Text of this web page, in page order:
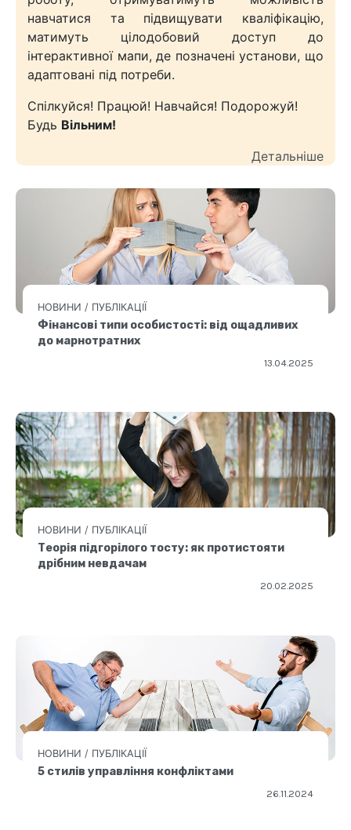
навчатися та підвищувати кваліфікацію,
матимуть цілодобовий доступ до
інтерактивної мапи, де позначені установи, що
адаптовані під потреби.
Спілкуйся! Працюй! Навчайся! Подорожуй!
Будь Вільним!
Детальніше
НОВИНИ / ПУБЛІКАЦІЇ
Фінансові типи особистості: від ощадливих
до марнотратних
13.04.2025
НОВИНИ / ПУБЛІКАЦІЇ
Теорія підгорілого тосту: як протистояти
дрібним невдачам
20.02.2025
НОВИНИ / ПУБЛІКАЦІЇ
5 стилів управління конфліктами
26.11.2024